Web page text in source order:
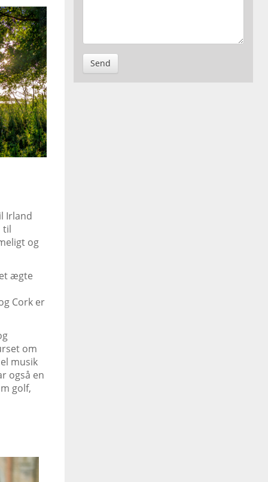
Irland
til
og
ægte
Cork er
om
musik
også en
golf,
Send